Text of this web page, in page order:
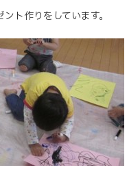
ト作りをしています。